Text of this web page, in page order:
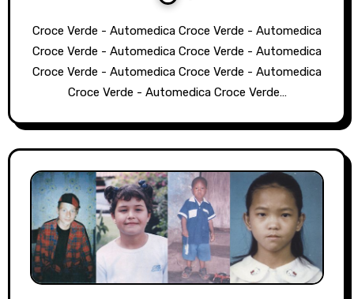
Croce Verde - Automedica Croce Verde - Automedica
Croce Verde - Automedica Croce Verde - Automedica
Croce Verde - Automedica Croce Verde - Automedica
Croce Verde - Automedica Croce Verde…